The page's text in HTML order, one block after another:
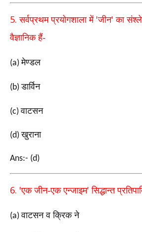
5.सर्वप्रथम प्रयोगशाला में 'जीन'का
वैज्ञानिक हैं-
(a)मेण्डल
(b)डार्विन
(c)वाटसन
(d)खुराना
Ans:- (d)
6. 'एक जीन-एक एन्जाइम'सिद्धान्त
(a)वाटसन व क्रिक ने